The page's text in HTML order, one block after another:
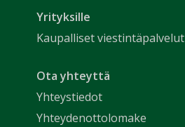
Yrityksille
Kaupalliset viestintäpalvelut
Ota yhteyttä
Yhteystiedot
Yhteydenottolomake